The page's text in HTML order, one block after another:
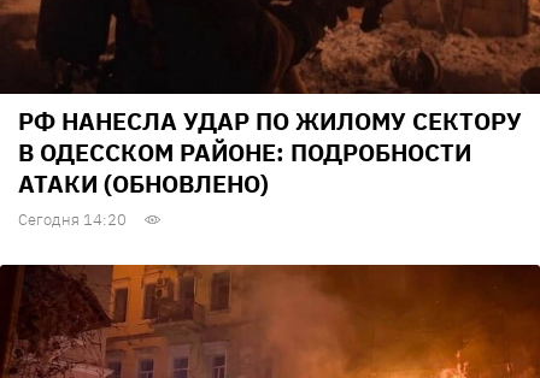
РФ НАНЕСЛА УДАР ПО ЖИЛОМУ СЕКТОРУ
В ОДЕССКОМ РАЙОНЕ: ПОДРОБНОСТИ
АТАКИ (ОБНОВЛЕНО)
Сегодня 14:20